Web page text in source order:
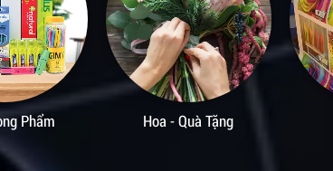
Tặng Bao Bì - In Ấn